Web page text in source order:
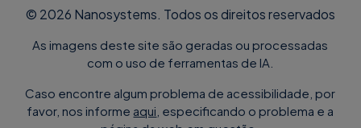
Supremo. Esta é a senha estática
seguro e automático paracontrolo
no fim da corda,
Se houver outras vírgulas invertidas no
fio, estas devem ser duplicadas.
Exemplo:
© 2026 Nanosystems. Todos os direitos reservados
As imagens deste site são geradas ou processadas
com o uso de ferramentas de IA.
Caso encontre algum problema de acessibilidade, por
favor, nos informe aqui , especificando o problema e a